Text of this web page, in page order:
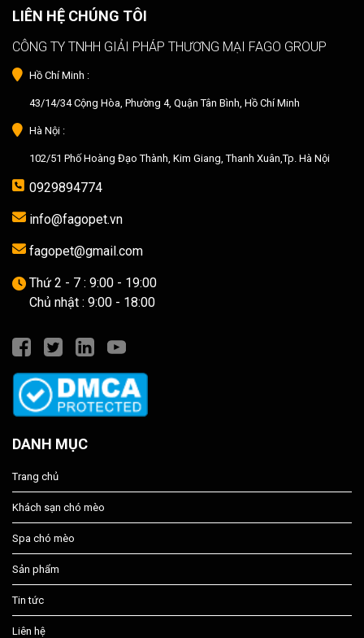
LIÊN HỆ CHÚNG TÔI
CÔNG TY TNHH GIẢI PHÁP THƯƠNG MẠI FAGO GROUP
Hồ Chí Minh :
43/14/34 Cộng Hòa, Phường 4, Quận Tân Bình, Hồ Chí Minh
Hà Nội :
102/51 Phố Hoàng Đạo Thành, Kim Giang, Thanh Xuân,Tp. Hà Nội
0929894774
info@fagopet.vn
fagopet@gmail.com
Thứ 2 - 7 : 9:00 - 19:00
Chủ nhật : 9:00 - 18:00
DANH MỤC
Trang chủ
Khách sạn chó mèo
Spa chó mèo
Sản phẩm
Tin tức
Liên hệ